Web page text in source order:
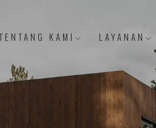
KAMI LAYANAN